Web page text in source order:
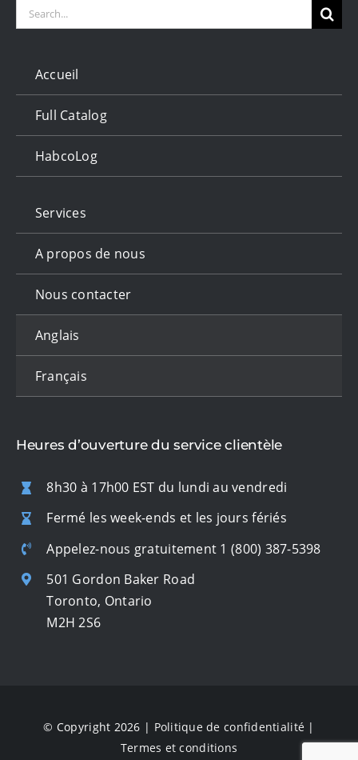
Search
Accueil
Full Catalog
HabcoLog
Services
A propos de nous
Nous contacter
Anglais
Français
Heures d’ouverture du service clientèle
8h30 à 17h00 EST du lundi au vendredi
Fermé les week-ends et les jours fériés
Appelez-nous gratuitement 1 (800) 387-5398
501 Gordon Baker Road
Toronto, Ontario
M2H 2S6
© Copyright 2026 | Politique de confidentialité |
Termes et conditions